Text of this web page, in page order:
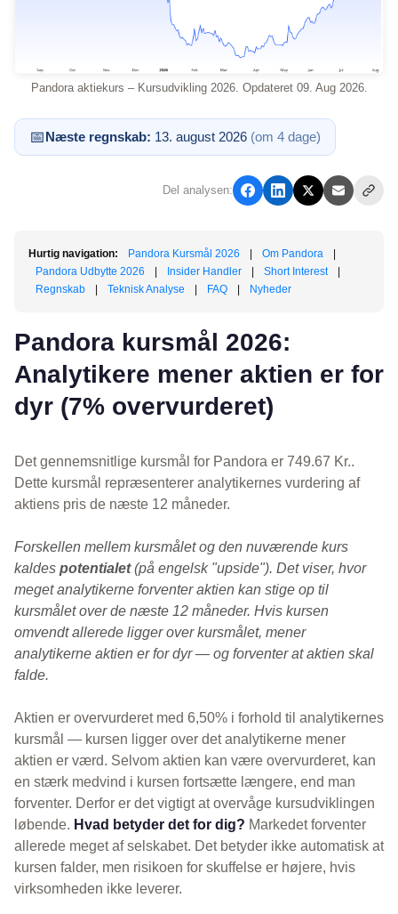
Pandora aktiekurs – Kursudvikling 2026. Opdateret 09. Aug 2026.
📅Næste regnskab: 13. august 2026 (om 4 dage)
Del analysen:
Hurtig navigation: Pandora Kursmål 2026 Om Pandora
Pandora Udbytte 2026
Insider Handler Short Interest
Regnskab
Teknisk Analyse FAQ Nyheder
Pandora kursmål 2026:
Analytikere mener aktien er for
dyr (7% overvurderet)
Det gennemsnitlige kursmål for Pandora er 749.67 Kr..
Dette kursmål repræsenterer analytikernes vurdering af
aktiens pris de næste 12 måneder.
Forskellen mellem kursmålet og den nuværende kurs
kaldes potentialet(på engelsk "upside"). Det viser, hvor
meget analytikerne forventer aktien kan stige op til
kursmålet over de næste 12 måneder. Hvis kursen
omvendt allerede ligger over kursmålet, mener
analytikerne aktien er for dyr — og forventer at aktien skal
falde.
Aktien er overvurderet med 6,50% i forhold til analytikernes
kursmål — kursen ligger over det analytikerne mener
aktien er værd. Selvom aktien kan være overvurderet, kan
en stærk medvind i kursen fortsætte længere, end man
forventer. Derfor er det vigtigt at overvåge kursudviklingen
løbende. Hvad betyder det for dig? Markedet forventer
allerede meget af selskabet. Det betyder ikke automatisk at
kursen falder, men risikoen for skuffelse er højere, hvis
virksomheden ikke leverer.